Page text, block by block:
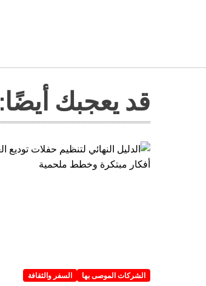
قد يعجبك أيضًا:
الشركات الموصى بها السفر والثقافة